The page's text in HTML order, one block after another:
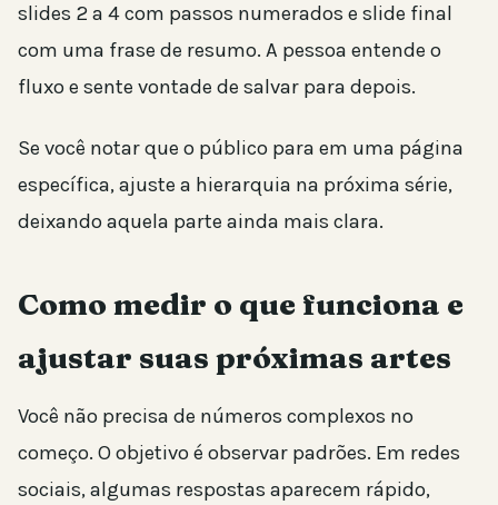
slides 2 a 4 com passos numerados e slide final
com uma frase de resumo. A pessoa entende o
fluxo e sente vontade de salvar para depois.
Se você notar que o público para em uma página
específica, ajuste a hierarquia na próxima série,
deixando aquela parte ainda mais clara.
Como medir o que funciona e
ajustar suas próximas artes
Você não precisa de números complexos no
começo. O objetivo é observar padrões. Em redes
sociais, algumas respostas aparecem rápido,